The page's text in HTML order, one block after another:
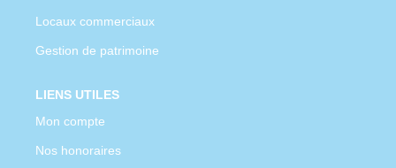
Locaux commerciaux
Gestion de patrimoine
LIENS UTILES
Mon compte
Nos honoraires